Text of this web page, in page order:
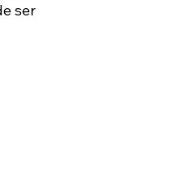
ser